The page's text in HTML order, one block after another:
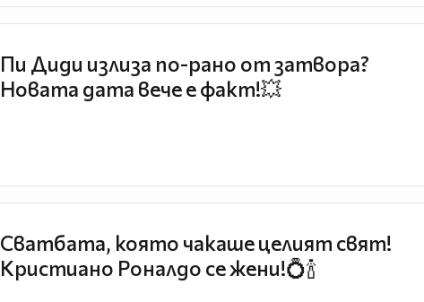
Пи Диди излиза по-рано от затвора?
Новата дата вече е факт!💥
Сватбата, която чакаше целият свят!
Кристиано Роналдо се жени!💍🍾